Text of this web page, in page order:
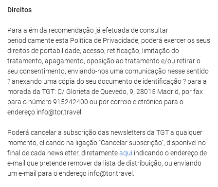
Direitos
Para além da recomendação já efetuada de consultar
periodicamente esta Política de Privacidade, poderá exercer os seus
direitos de portabilidade, acesso, retificação, limitação do
tratamento, apagamento, oposição ao tratamento e/ou retirar o
seu consentimento, enviando-nos uma comunicação nesse sentido
? anexando uma cópia do seu documento de identificação ? para a
morada da TGT: C/ Glorieta de Quevedo, 9, 28015 Madrid, por fax
para o número 915242400 ou por correio eletrónico para o
endereço info@tor.travel.
Poderá cancelar a subscrição das newsletters da TGT a qualquer
momento, clicando na ligação "Cancelar subscrição", disponível no
final de cada newsletter, diretamenteaqui indicando o endereço de
e-mail que pretende remover da lista de distribuição, ou enviando
um e-mail para o endereço info@tor.travel.